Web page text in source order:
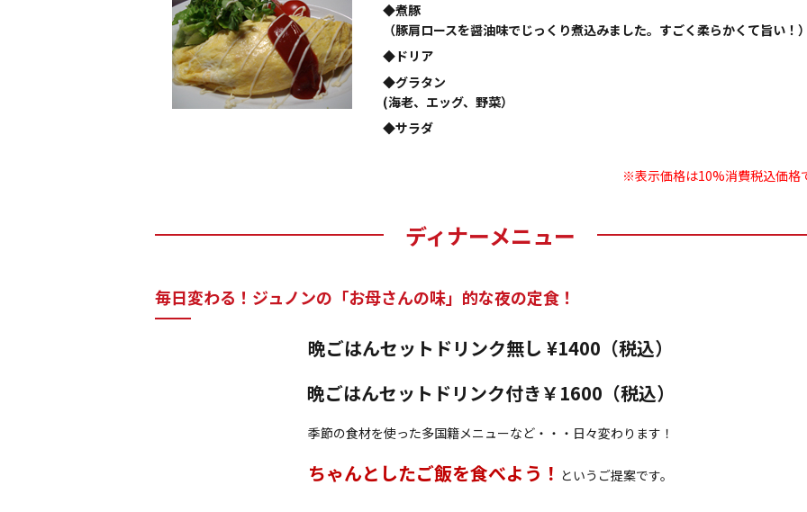
◆煮豚
（豚肩ロースを醤油味でじっくり煮込みました。すごく柔らかくて旨い！
◆ドリア
◆グラタン
(海老、エッグ、野菜）
◆サラダ
※表示価格は10%消費税込価格
ディナーメニュー
毎日変わる！ジュノンの「お母さんの味」的な夜の定食！
晩ごはんセットドリンク無し ¥1400（税込）
晩ごはんセットドリンク付き￥1600（税込）
季節の食材を使った多国籍メニューなど・・・日々変わります！
ちゃんとしたご飯を食べよう！ というご提案です。